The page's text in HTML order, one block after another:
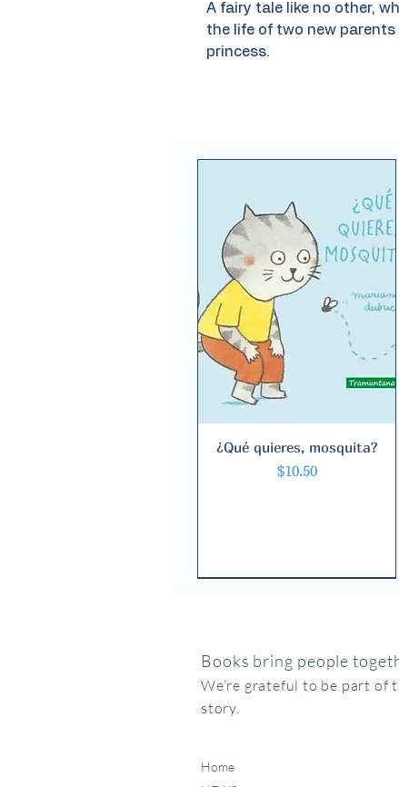
A fairy tale like no other,
the life of two new
princess.
Quick View
¿Qué quieres, mosquita?
Price
$10.50
Books bring people
We’re grateful to be part of
story.
Home